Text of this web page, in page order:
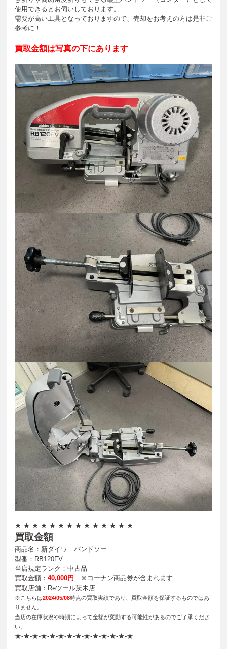
使用できるとお伺いしております。
需要が高い工具となっておりますので、売却をお考えの方は是非ご
参考に！
買取金額は写真の下にあります
★-★-★-★-★-★-★-★-★-★-★-★-★-★
買取金額
商品名：新ダイワ バンドソー
型番：RB120FV
当店規定ランク：中古品
買取金額： 40,000円
※コーナン商品券が含まれます
買取店舗：Reツール茨木店
※こちらは2024/05/08時点の買取実績であり、買取金額を保証するものではあ
りません。
当店の在庫状況や時期によって金額が変動する可能性があるのでご了承くださ
い。
★-★-★-★-★-★-★-★-★-★-★-★-★-★